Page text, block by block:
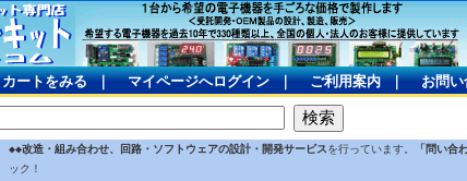
カートをみる｜ マイページへログイン｜ ご利用案内｜ お問い
◆◆改造・組み合わせ、回路・ソフトウェアの設計・開発サービスを行っています。 「問い合
ック！